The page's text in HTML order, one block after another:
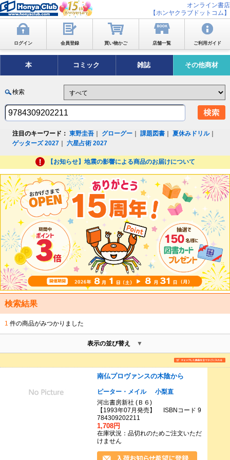
オンライン書店
【ホンヤクラブドットコム】
ログイン 会員登録 買い物かご 店舗一覧 ご利用ガイド
本 コミック 雑誌 その他商材
検索
注目のキーワード： 東野圭吾 グローグー ｜課題図書 ｜夏休みドリル｜
ゲッターズ 2027 ｜六星占術 2027
【お知らせ】地震の影響による商品のお届けについて
検索結果
1 件の商品がみつかりました
表示の並び替え
南仏プロヴァンスの木陰から
ピーター・メイル
小梨直
河出書房新社 (Ｂ６)
【1993年07月発売】 ISBNコード 9
784309202211
1,708円
在庫状況：品切れのためご注文いただ
けません